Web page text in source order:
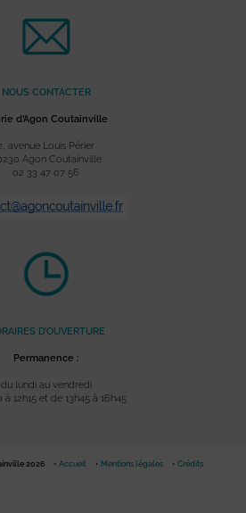
NOUS CONTACTER
d’Agon Coutainville
avenue Louis Périer
Agon Coutainville
02 33 47 07 56
D’OUVERTURE
Permanence :
du lundi au vendredi
à 12h15 et de 13h45 à 16h45
2026 Accueil Mentions légales Crédits